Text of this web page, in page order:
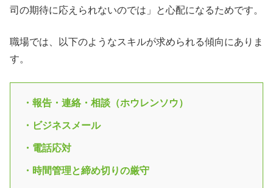
司の期待に応えられないのでは」と心配になるためです。
職場では、以下のようなスキルが求められる傾向にありま
す。
・報告・連絡・相談（ホウレンソウ）
・ビジネスメール
・電話応対
・時間管理と締め切りの厳守